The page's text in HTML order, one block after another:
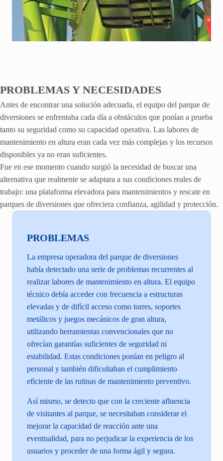
PROBLEMAS Y NECESIDADES
Antes de encontrar una solución adecuada, el equipo del parque de
diversiones se enfrentaba cada día a obstáculos que ponían a prueba
tanto su seguridad como su capacidad operativa. Las labores de
mantenimiento en altura eran cada vez más complejas y los recursos
disponibles ya no eran suficientes.
Fue en ese momento cuando surgió la necesidad de buscar una
alternativa que realmente se adaptara a sus condiciones reales de
trabajo: una plataforma elevadora para mantenimientos y rescate en
parques de diversiones que ofreciera confianza, agilidad y protección.
PROBLEMAS
La empresa operadora del parque de diversiones
había detectado una serie de problemas recurrentes al
realizar labores de mantenimiento en altura. El equipo
técnico debía acceder con frecuencia a estructuras
elevadas y de difícil acceso como torres, soportes
metálicos y juegos mecánicos de gran altura,
utilizando herramientas convencionales que no
ofrecían garantías suficientes de seguridad ni
estabilidad. Estas condiciones ponían en peligro al
personal y también dificultaban el cumplimiento
eficiente de las rutinas de mantenimiento preventivo.
Así mismo, se detecto que con la creciente afluencia
de visitantes al parque, se necesitaban considerar el
mejorar la capacidad de reacción ante una
eventualidad, para no perjudicar la experiencia de los
usuarios y proceder de una forma ágil y segura.